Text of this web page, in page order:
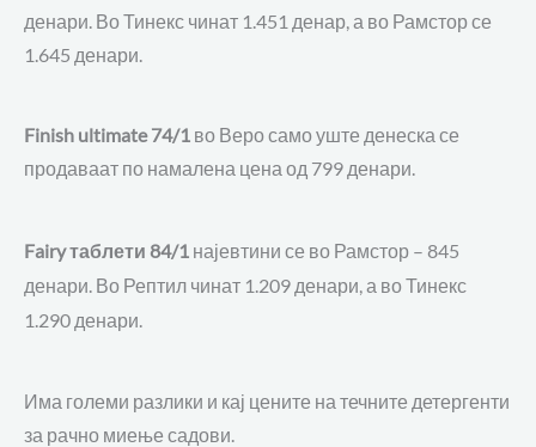
денари. Во Тинекс чинат 1.451 денар, а во Рамстор се
1.645 денари.
Finish ultimate 74/1 во Веро само уште денеска се
продаваат по намалена цена од 799 денари.
Fairy таблети 84/1 најевтини се во Рамстор – 845
денари. Во Рептил чинат 1.209 денари, а во Тинекс
1.290 денари.
Има големи разлики и кај цените на течните детергенти
за рачно миење садови.